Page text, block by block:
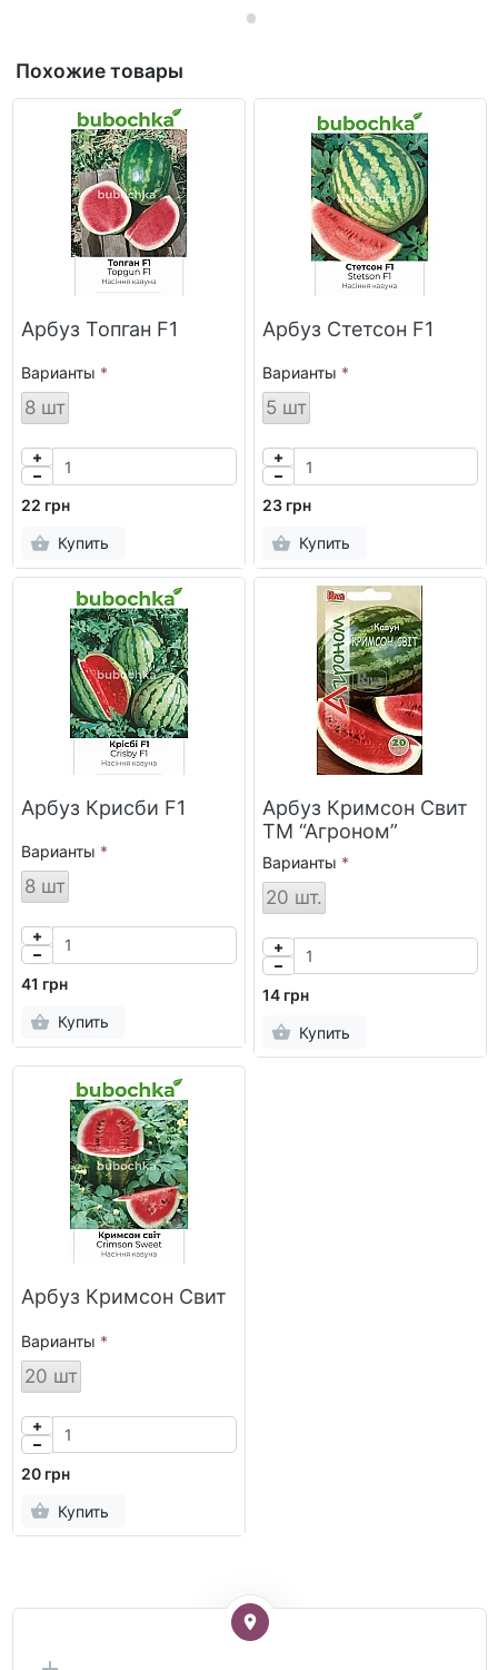
Похожие товары
Арбуз Топган F1
Варианты
8 шт
22 грн
Купить
Арбуз Стетсон F1
Варианты
5 шт
23 грн
Купить
Арбуз Крисби F1
Варианты
8 шт
41 грн
Купить
Арбуз Кримсон Свит
ТМ “Агроном”
Варианты
20 шт.
14 грн
Купить
Арбуз Кримсон Свит
Варианты
20 шт
20 грн
Купить